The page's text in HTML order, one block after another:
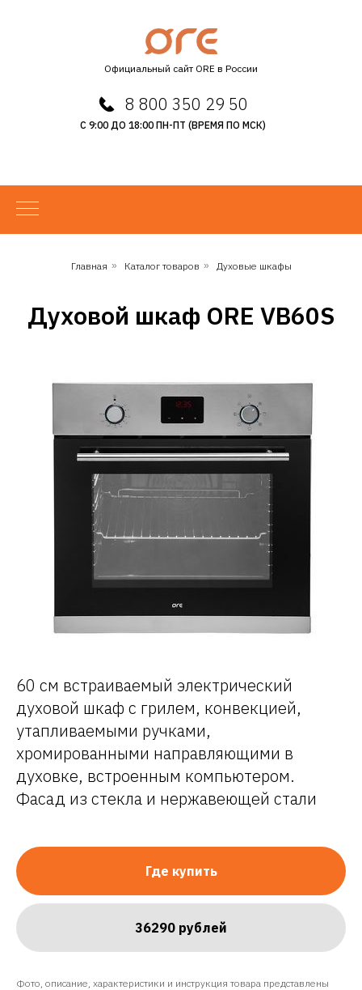
Официальный сайт ORE в России
8 800 350 29 50
С 9:00 ДО 18:00 ПН-ПТ (ВРЕМЯ ПО МСК)
Главная » Каталог товаров » Духовые шкафы
Духовой шкаф ORE VB60S
60 см встраиваемый электрический
духовой шкаф с грилем, конвекцией,
утапливаемыми ручками,
хромированными направляющими в
духовке, встроенным компьютером.
Фасад из стекла и нержавеющей стали
Где купить
36290 рублей
Фото, описание, характеристики и инструкция товара представлены